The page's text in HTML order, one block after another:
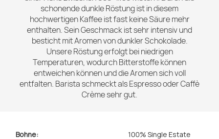
schonende dunkle Röstung ist in diesem
hochwertigen Kaffee ist fast keine Säure mehr
enthalten. Sein Geschmack ist sehr intensiv und
besticht mit Aromen von dunkler Schokolade.
Unsere Röstung erfolgt bei niedrigen
Temperaturen, wodurch Bitterstoffe können
entweichen können und die Aromen sich voll
entfalten. Barista schmeckt als Espresso oder Caffè
Crème sehr gut.
Bohne:
100% Single Estate